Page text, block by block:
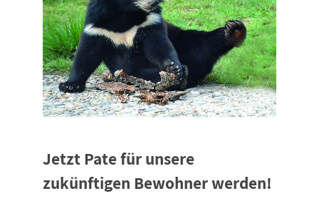
Jetzt Pate für unsere
zukünftigen Bewohner werden!